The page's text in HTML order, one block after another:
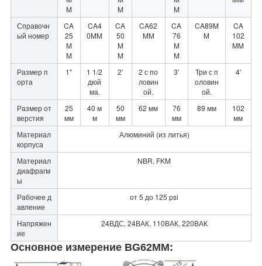
M
M
M
Справочн
ый номер
CA
25
M
M
CA4
0MM
CA
50
M
M
CA62
MM
CA
76
M
M
CA89M
M
CA
102
MM
Размер п
орта
1"
1 1/2
дюй
ма.
2'
2 с по
ловин
ой.
3'
Три с п
оловин
ой.
4'
Размер от
верстия
25
мм
40 м
м
50
мм
62 мм
76
мм
89 мм
102
мм
Материал
корпуса
Алюминий (из литья)
Материал
диафрагм
ы
NBR, FKM
Рабочее д
авление
от 5 до 125 psi
Напряжен
ие
24ВДС, 24ВАК, 110ВАК, 220ВАК
Основное измерение BG62MM: